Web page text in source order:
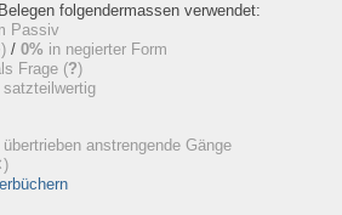
folgendermassen verwendet:
Passiv
) / 0% in negierter Form
Frage (?)
satzteilwertig
anstrengende Gänge